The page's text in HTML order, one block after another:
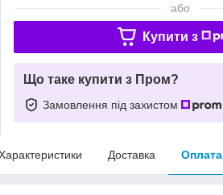
або
Купити з
Що таке купити з Пром?
Замовлення під захистом
Доставка Оплата